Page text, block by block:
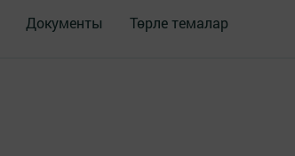
Документы Төрле темалар